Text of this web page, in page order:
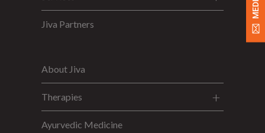
Jiva Partners
About Jiva
Therapies
Ayurvedic Medicine